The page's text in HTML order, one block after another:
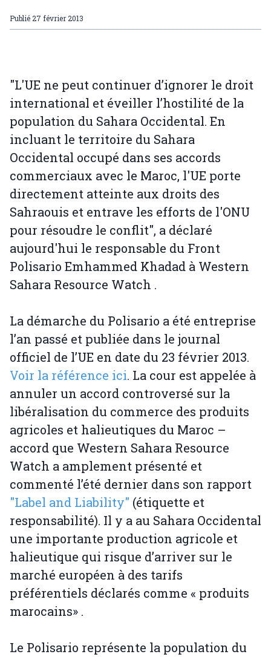
Publié27 février 2013
"L'UE ne peut continuer d’ignorer le droit
international et éveiller l’hostilité de la
population du Sahara Occidental. En
incluant le territoire du Sahara
Occidental occupé dans ses accords
commerciaux avec le Maroc, l'UE porte
directement atteinte aux droits des
Sahraouis et entrave les efforts de l'ONU
pour résoudre le conflit", a déclaré
aujourd'hui le responsable du Front
Polisario Emhammed Khadad à Western
Sahara Resource Watch .
La démarche du Polisario a été entreprise
l’an passé et publiée dans le journal
officiel de l’UE en date du 23 février 2013.
Voir la référence ici. La cour est appelée à
annuler un accord controversé sur la
libéralisation du commerce des produits
agricoles et halieutiques du Maroc –
accord que Western Sahara Resource
Watch a amplement présenté et
commenté l’été dernier dans son rapport
"Label and Liability" (étiquette et
responsabilité). Il y a au Sahara Occidental
une importante production agricole et
halieutique qui risque d’arriver sur le
marché européen à des tarifs
préférentiels déclarés comme « produits
marocains» .
Le Polisario représente la population du